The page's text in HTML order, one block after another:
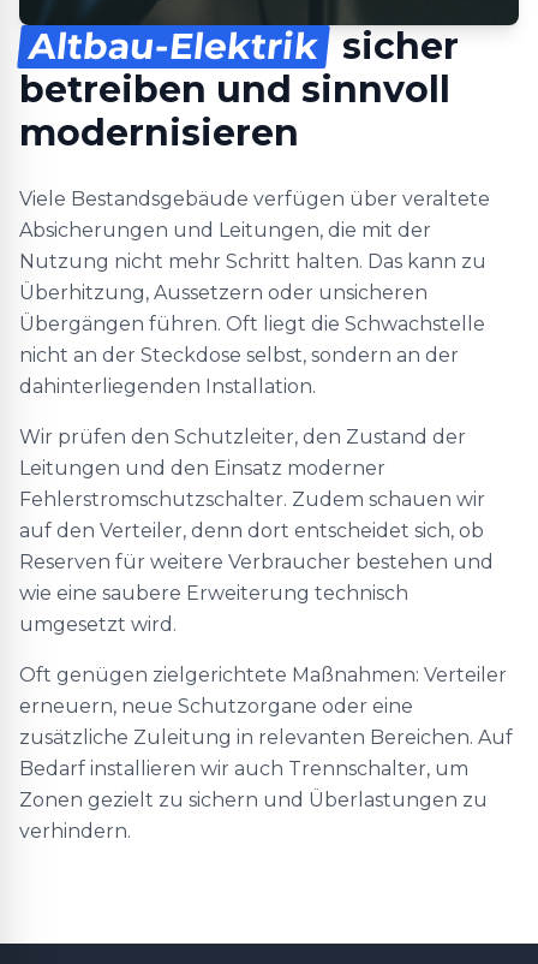
Altbau-Elektrik sicher
betreiben und sinnvoll
modernisieren
Viele Bestandsgebäude verfügen über veraltete
Absicherungen und Leitungen, die mit der
Nutzung nicht mehr Schritt halten. Das kann zu
Überhitzung, Aussetzern oder unsicheren
Übergängen führen. Oft liegt die Schwachstelle
nicht an der Steckdose selbst, sondern an der
dahinterliegenden Installation.
Wir prüfen den Schutzleiter, den Zustand der
Leitungen und den Einsatz moderner
Fehlerstromschutzschalter. Zudem schauen wir
auf den Verteiler, denn dort entscheidet sich, ob
Reserven für weitere Verbraucher bestehen und
wie eine saubere Erweiterung technisch
umgesetzt wird.
Oft genügen zielgerichtete Maßnahmen: Verteiler
erneuern, neue Schutzorgane oder eine
zusätzliche Zuleitung in relevanten Bereichen. Auf
Bedarf installieren wir auch Trennschalter, um
Zonen gezielt zu sichern und Überlastungen zu
verhindern.